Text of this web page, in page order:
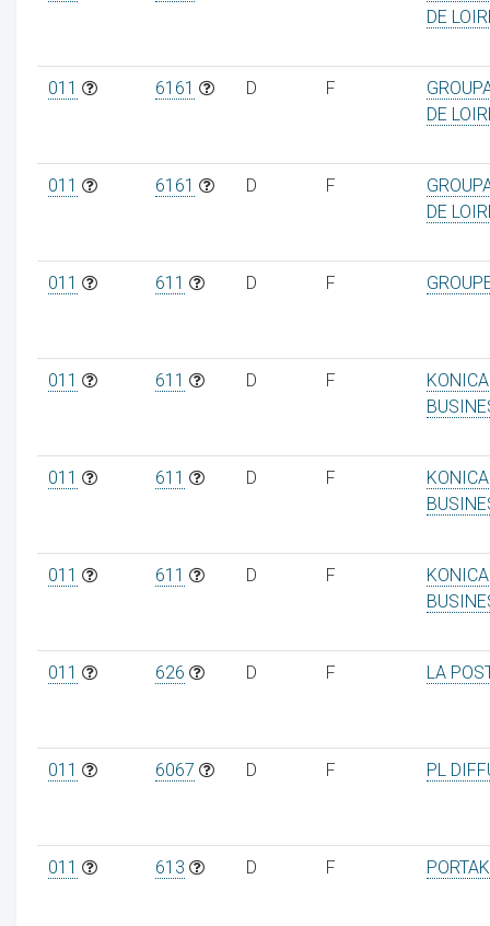
DE
011 6161 D F
DE
011 6161 D F
DE
011 611 D F
011 611 D F
011 611 D F
011 611 D F
011 626 D F LA
011 6067 D F PL
011 613 D F